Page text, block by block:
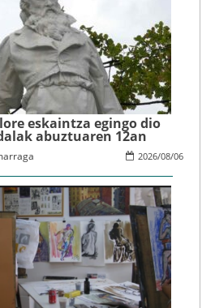
eskaintza egingo dio
abuztuaren 12an
2026/08/06